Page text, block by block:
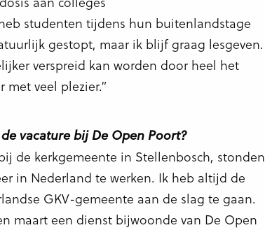
studenten tijdens hun buitenlandstage
gestopt, maar ik blijf graag lesgeven.
verspreid kan worden door heel het
veel plezier.”
vacature bij De Open Poort?
de kerkgemeente in Stellenbosch, stonden
in Nederland te werken. Ik heb altijd de
GKV-gemeente aan de slag te gaan.
maart een dienst bijwoonde van De Open